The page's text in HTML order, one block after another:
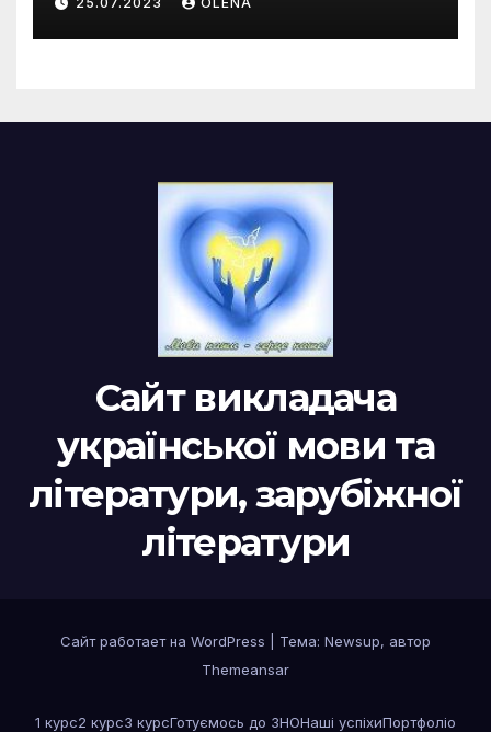
жанри. Характеристика
Сайт викладача
української мови та
літератури, зарубіжної
літератури
Сайт работает на WordPress Тема: Newsup, автор
Themeansar
1 курс2 курс3 курсГотуємось до ЗНОНаші успіхиПортфоліо